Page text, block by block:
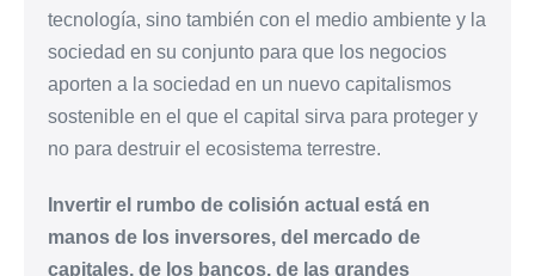
tecnología, sino también con el medio ambiente y la
sociedad en su conjunto para que los negocios
aporten a la sociedad en un nuevo capitalismos
sostenible en el que el capital sirva para proteger y
no para destruir el ecosistema terrestre.
Invertir el rumbo de colisión actual está en
manos de los inversores, del mercado de
capitales, de los bancos, de las grandes